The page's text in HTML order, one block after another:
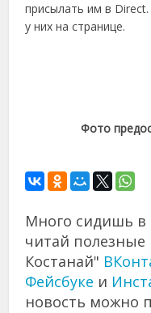
присылать им в
у них на странице.
Фото
Много сидишь в
читай полезные
Костанай"
Фейсбуке и
новость можно